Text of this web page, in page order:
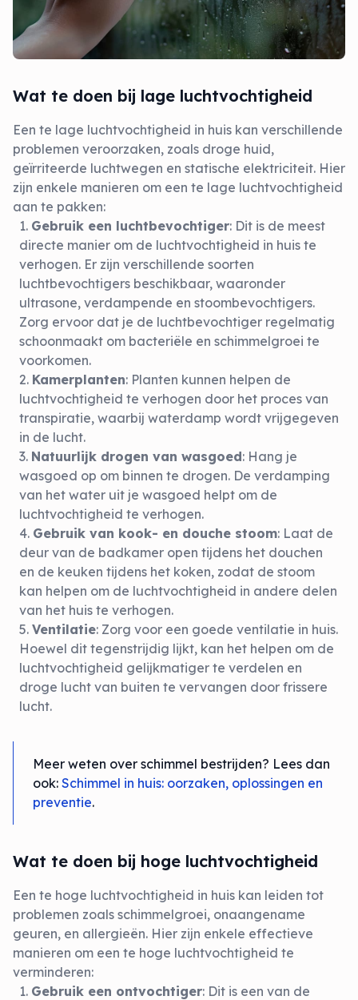
Wat te doen bij lage luchtvochtigheid
Een te lage luchtvochtigheid in huis kan verschillende
problemen veroorzaken, zoals droge huid,
geïrriteerde luchtwegen en statische elektriciteit. Hier
zijn enkele manieren om een te lage luchtvochtigheid
aan te pakken:
Gebruik een luchtbevochtiger: Dit is de meest
directe manier om de luchtvochtigheid in huis te
verhogen. Er zijn verschillende soorten
luchtbevochtigers beschikbaar, waaronder
ultrasone, verdampende en stoombevochtigers.
Zorg ervoor dat je de luchtbevochtiger regelmatig
schoonmaakt om bacteriële en schimmelgroei te
voorkomen.
Kamerplanten: Planten kunnen helpen de
luchtvochtigheid te verhogen door het proces van
transpiratie, waarbij waterdamp wordt vrijgegeven
in de lucht.
Natuurlijk drogen van wasgoed: Hang je
wasgoed op om binnen te drogen. De verdamping
van het water uit je wasgoed helpt om de
luchtvochtigheid te verhogen.
Gebruik van kook- en douche stoom: Laat de
deur van de badkamer open tijdens het douchen
en de keuken tijdens het koken, zodat de stoom
kan helpen om de luchtvochtigheid in andere delen
van het huis te verhogen.
Ventilatie: Zorg voor een goede ventilatie in huis.
Hoewel dit tegenstrijdig lijkt, kan het helpen om de
luchtvochtigheid gelijkmatiger te verdelen en
droge lucht van buiten te vervangen door frissere
lucht.
Meer weten over schimmel bestrijden? Lees dan
ook: Schimmel in huis: oorzaken, oplossingen en
preventie.
Wat te doen bij hoge luchtvochtigheid
Een te hoge luchtvochtigheid in huis kan leiden tot
problemen zoals schimmelgroei, onaangename
geuren, en allergieën. Hier zijn enkele effectieve
manieren om een te hoge luchtvochtigheid te
verminderen:
Gebruik een ontvochtiger: Dit is een van de